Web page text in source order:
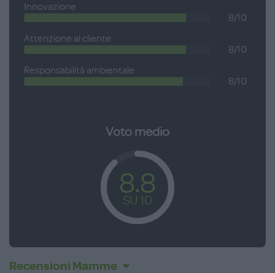
Innovazione
8/10
Attenzione al cliente
8/10
Responsabilità ambientale
8/10
Voto medio
8.8
SU 10
Recensioni Mamme